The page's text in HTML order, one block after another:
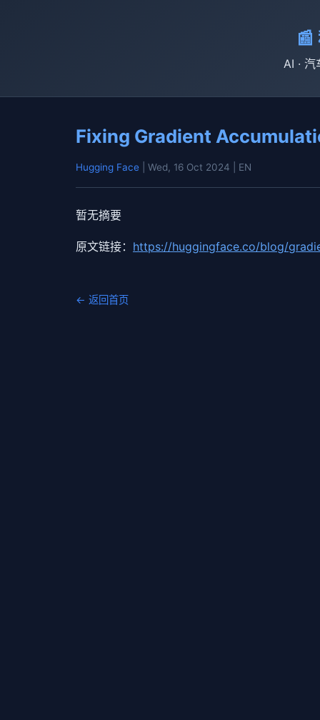
📰
AI ·
Fixing Gradient
Hugging Face | Wed, 16 Oct 2024 | EN
暂无摘要
原文链接： https://huggingface.co/blog/
← 返回首页